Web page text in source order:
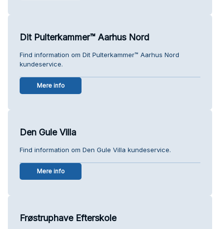
Dit Pulterkammer™ Aarhus Nord
Find information om Dit Pulterkammer™ Aarhus Nord
kundeservice.
Mere info
Den Gule Villa
Find information om Den Gule Villa kundeservice.
Mere info
Frøstruphave Efterskole